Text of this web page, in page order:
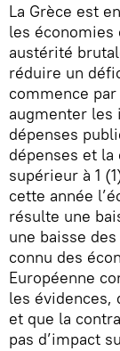
La Grèce est
les économies
austérité
réduire un
commence
augmenter
dépenses
dépenses et
supérieur à 1
cette année
résulte une
une baisse
connu des
Européenne
les évidences,
et que la
pas d’impact